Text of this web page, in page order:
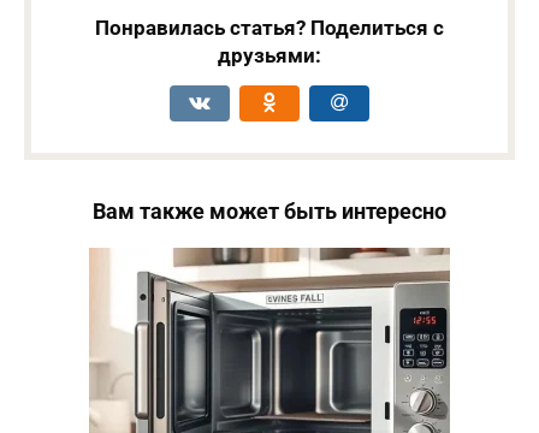
Понравилась статья? Поделиться с
друзьями:
Вам также может быть интересно